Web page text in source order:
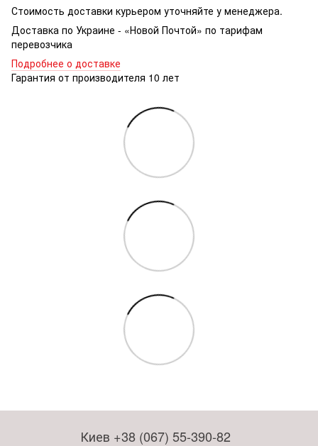
Стоимость доставки курьером уточняйте у менеджера.
Доставка по Украине - «Новой Почтой» по тарифам
перевозчика
Подробнее о доставке
Гарантия от производителя 10 лет
Киев +38 (067) 55-390-82